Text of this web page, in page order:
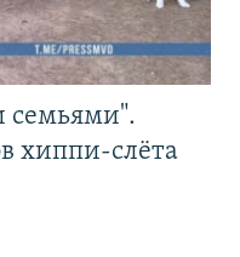
семьями".
хиппи-слёта